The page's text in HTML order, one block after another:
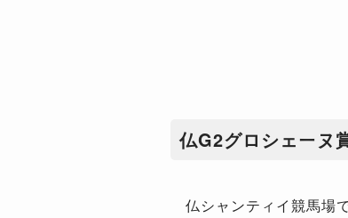
仏G2グロシェーヌ
仏シャンティイ競馬場